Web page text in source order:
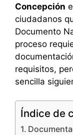
Concepción
ciudadanos
Documento
proceso
requisitos,
sencilla
Índice de